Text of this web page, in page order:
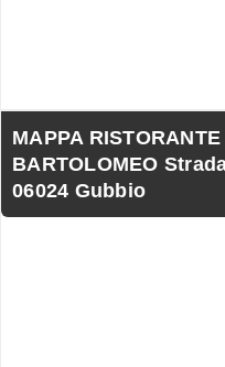
MAPPA
BARTOLOMEO
06024 Gubbio